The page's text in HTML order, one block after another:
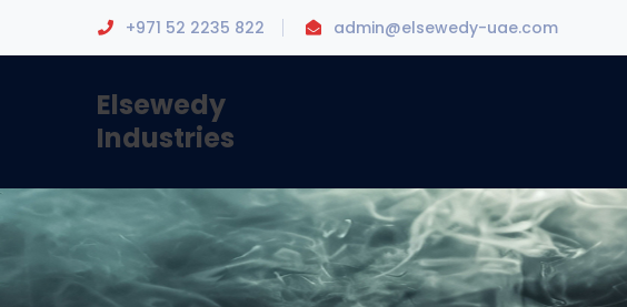
+971 52 2235 822 admin@elsewedy-uae.com
Elsewedy
Industries